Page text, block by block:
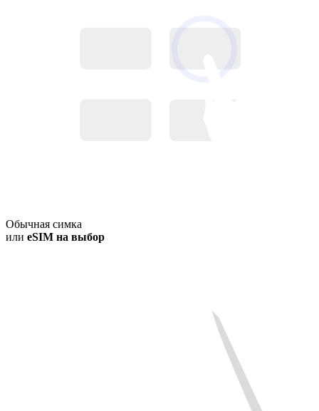
Обычная симка
или eSIM на выбор